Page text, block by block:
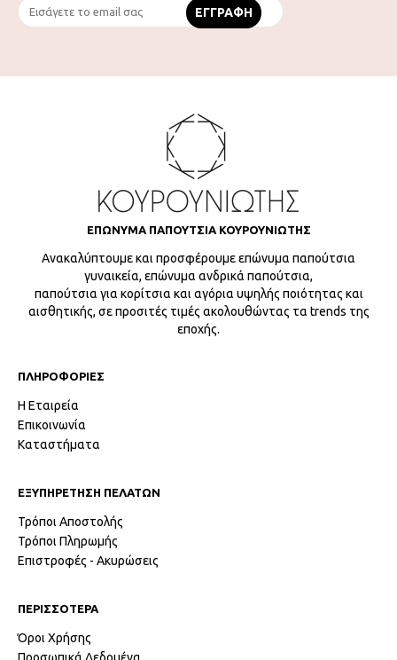
ΕΠΩΝΥΜΑ ΠΑΠΟΥΤΣΙΑ ΚΟΥΡΟΥΝΙΩΤΗΣ
Ανακαλύπτουμε και προσφέρουμε επώνυμα παπούτσια
γυναικεία, επώνυμα ανδρικά παπούτσια,
παπούτσια για κορίτσια και αγόρια υψηλής ποιότητας και
αισθητικής, σε προσιτές τιμές ακολουθώντας τα trends της
εποχής.
ΠΛΗΡΟΦΟΡΙΕΣ
Η Εταιρεία
Επικοινωνία
Καταστήματα
ΕΞΥΠΗΡΕΤΗΣΗ ΠΕΛΑΤΩΝ
Τρόποι Αποστολής
Τρόποι Πληρωμής
Επιστροφές - Ακυρώσεις
ΠΕΡΙΣΣΟΤΕΡΑ
Όροι Χρήσης